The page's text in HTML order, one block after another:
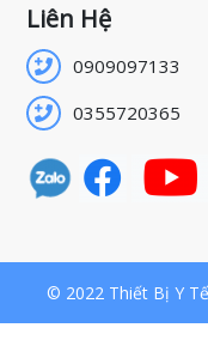
Liên Hệ
0909097133
0355720365
© 2022 Thiết Bị Y